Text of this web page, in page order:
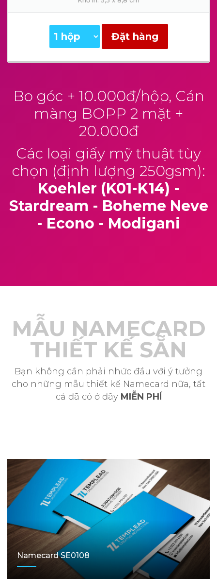
Đặt hàng
Bo góc + 10.000đ/hộp, Cán
màng BOPP 2 mặt +
20.000đ
Các loại giấy mỹ thuật tùy
chọn (định lượng 250gsm):
Koehler (K01-K14) -
Stardream - Boheme Neve
- Econo - Modigani
MẪU NAMECARD
THIẾT KẾ SẴN
Bạn không cần phải nhức đầu với ý tưởng
cho những mẫu thiết kế Namecard nữa, tất
cả đã có ở đây MIỄN PHÍ
Namecard SE0108